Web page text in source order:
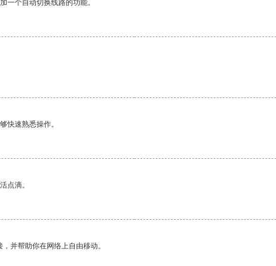
一个自动切换线路的功能。
快速熟悉操作。
点滴。
并帮助你在网络上自由移动。